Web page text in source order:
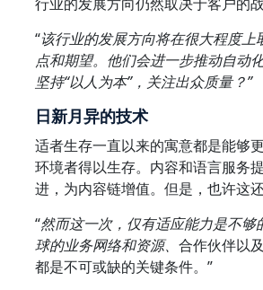
“该行业的发展方向将在很大程度上
点和期望。他们会进一步推动自动
坚持“以人为本”，关注出众质量？”
日新月异的技术
适者生存一直以来的寓意都是能够
环境者得以生存。内容和语言服务
进，为内容链增值。但是，也许这还
“然而这一次，仅有适应能力是不够
球的业务网络和资源、 合作伙伴以
都是不可或缺的关键条件。”